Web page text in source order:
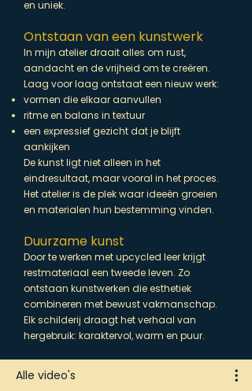
en uniek.
Ontstaan van een kunstwerk
In mijn atelier draait alles om rust,
aandacht en de vrijheid om te creëren.
Laag voor laag ontstaat een nieuw werk:
vormen die elkaar aanvullen
ritme en balans in textuur
een expressief gezicht dat je blijft
aankijken
De kunst ligt niet alleen in het
eindresultaat, maar vooral in het proces.
Het atelier is de plek waar ideeën groeien
en materialen hun bestemming vinden.
Duurzame kunst
Door te werken met upcycled leer krijgt
restmateriaal een tweede leven. Zo
ontstaan kunstwerken die esthetiek
combineren met bewust vakmanschap.
Elk schilderij draagt het verhaal van
hergebruik: karaktervol, warm en puur.
Alle video's